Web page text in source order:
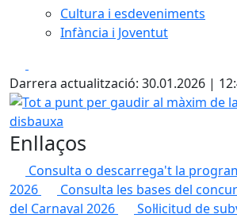
Cultura i esdeveniments
Infància i Joventut
Darrera actualització: 30.01.2026 |
Tot a punt per gaudir al màxim de la
Enllaços
Consulta o descarrega't la
2026
Consulta les bases del
del Carnaval 2026
Sol·licitud de